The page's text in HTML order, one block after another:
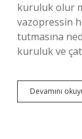
kuruluk olur
vazopressin
tutmasına
kuruluk ve
Devamını